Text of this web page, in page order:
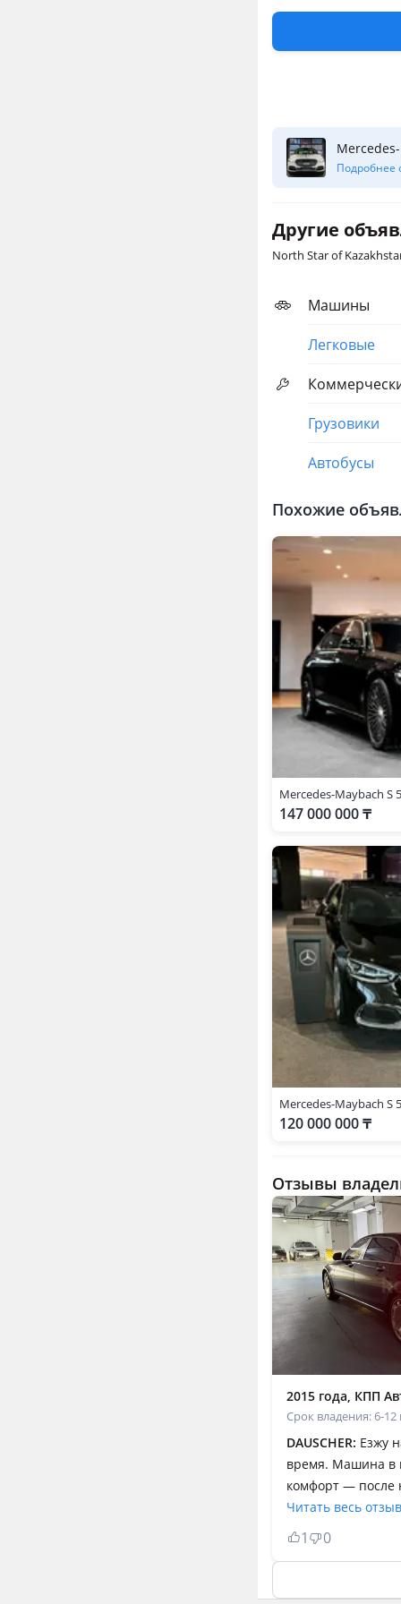
Ждем Вас в North
условиях не
Подробнее
Другие
North Star of
Машины
Легковые
Грузовики
Автобусы
Похожие
Mercedes-Maybach S
147 000 000 ₸
Mercedes-Maybach S
120 000 000 ₸
Отзывы
2015 года, КПП
Срок владения: 6-12
DAUSCHER: Езжу
время. Машина в
комфорт — после
автомобилей
очень мягкая,
трассе и в
Читать весь отзыв
1 0